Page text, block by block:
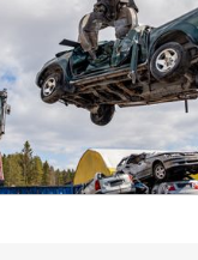
näkyisi suoraan
Viime vuosina
on
jotka
vaan
ajan.